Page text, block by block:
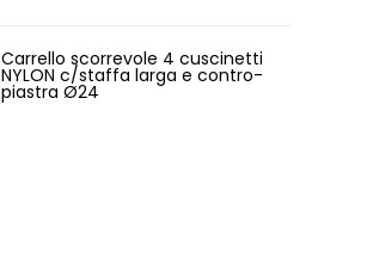
Carrello scorrevole 4 cuscinetti
NYLON c/staffa larga e contro-
piastra Ø24